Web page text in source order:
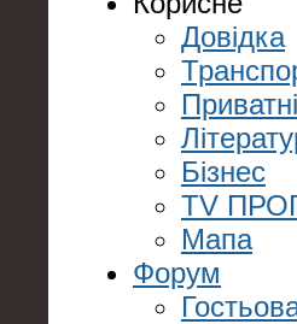
Довідка
Бізнес
TV
Мапа
Форум